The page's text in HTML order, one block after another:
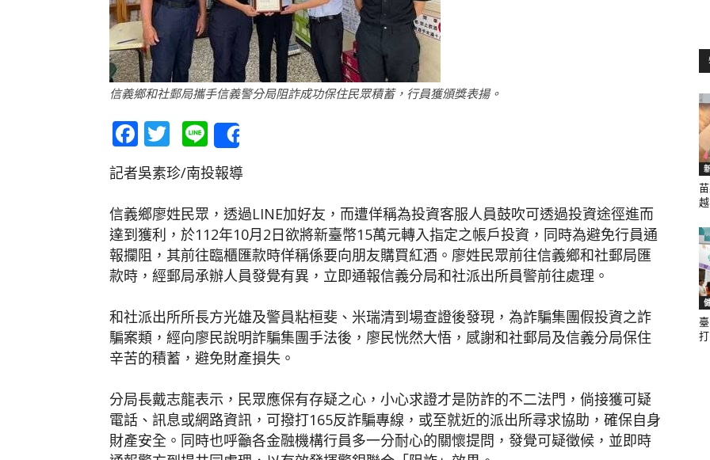
聞
網
信義鄉和社郵局攜手信義警分局阻詐成功保住民眾積蓄，行員獲頒獎表揚。
Facebook
Twitter
Line
記者吳素珍/南投報導
信義鄉廖姓民眾，透過LINE加好友，而遭佯稱為投資客服人員鼓吹可透過投資途徑進而
達到獲利，於112年10月2日欲將新臺幣15萬元轉入指定之帳戶投資，同時為避免行員通
報攔阻，其前往臨櫃匯款時佯稱係要向朋友購買紅酒。廖姓民眾前往信義鄉和社郵局匯
款時，經郵局承辦人員發覺有異，立即通報信義分局和社派出所員警前往處理。
和社派出所所長方光雄及警員粘桓斐、米瑞清到場查證後發現，為詐騙集團假投資之詐
騙案類，經向廖民說明詐騙集團手法後，廖民恍然大悟，感謝和社郵局及信義分局保住
辛苦的積蓄，避免財產損失。
分局長戴志龍表示，民眾應保有存疑之心，小心求證才是防詐的不二法門，倘接獲可疑
電話、訊息或網路資訊，可撥打165反詐騙專線，或至就近的派出所尋求協助，確保自身
財產安全。同時也呼籲各金融機構行員多一分耐心的關懷提問，發覺可疑徵候，並即時